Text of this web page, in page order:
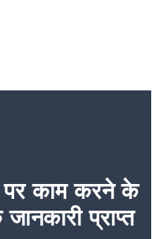
पर काम करने के
प्राप्त